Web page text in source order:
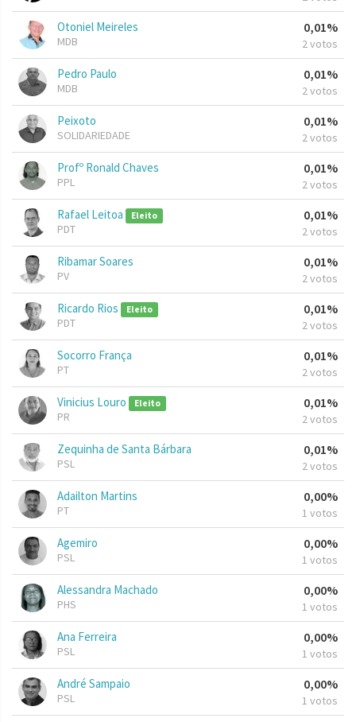
Otoniel Meireles
MDB
0,01%
2 votos
Pedro Paulo
MDB
0,01%
2 votos
Peixoto
SOLIDARIEDADE
0,01%
2 votos
Profº Ronald Chaves
PPL
0,01%
2 votos
Rafael Leitoa Eleito
PDT
0,01%
2 votos
Ribamar Soares
PV
0,01%
2 votos
Ricardo Rios Eleito
PDT
0,01%
2 votos
Socorro França
PT
0,01%
2 votos
Vinicius Louro Eleito
PR
0,01%
2 votos
Zequinha de Santa Bárbara
PSL
0,01%
2 votos
Adailton Martins
PT
0,00%
1 votos
Agemiro
PSL
0,00%
1 votos
Alessandra Machado
PHS
0,00%
1 votos
Ana Ferreira
PSL
0,00%
1 votos
André Sampaio
PSL
0,00%
1 votos